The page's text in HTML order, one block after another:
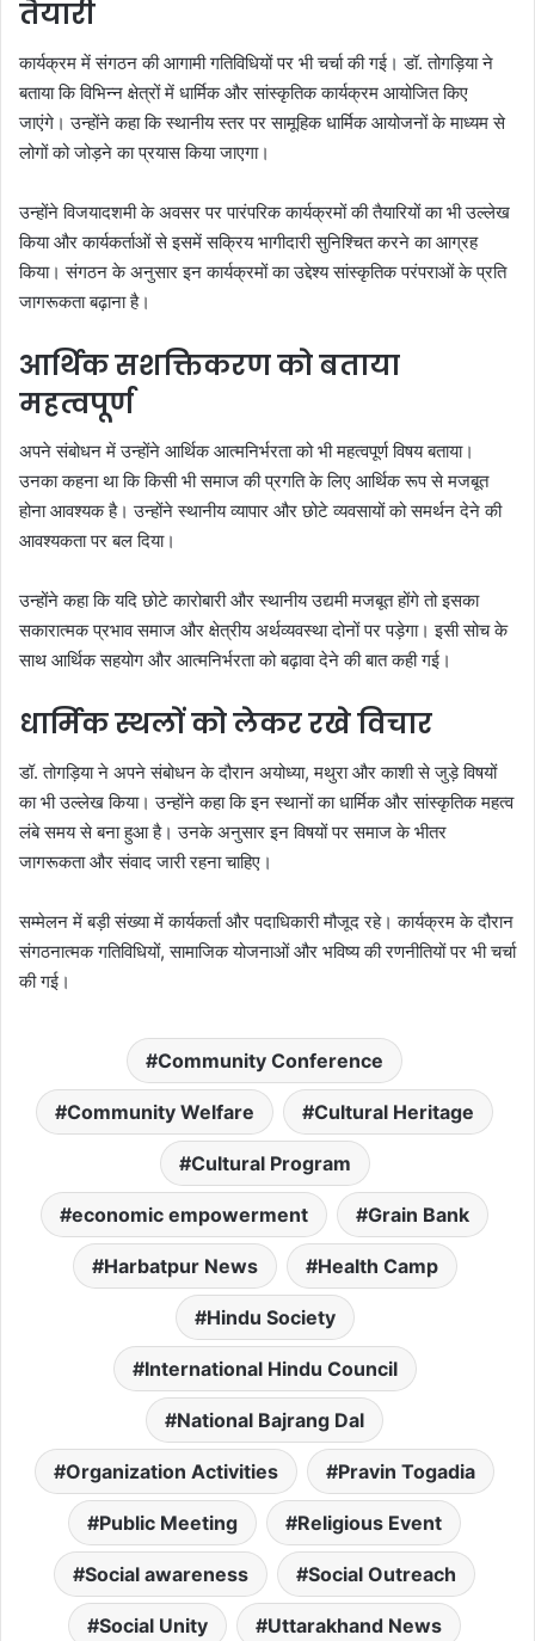
तैयारी
कार्यक्रम में संगठन की आगामी गतिविधियों पर भी चर्चा की गई। डॉ. तोगड़िया ने
बताया कि विभिन्न क्षेत्रों में धार्मिक और सांस्कृतिक कार्यक्रम आयोजित किए
जाएंगे। उन्होंने कहा कि स्थानीय स्तर पर सामूहिक धार्मिक आयोजनों के माध्यम से
लोगों को जोड़ने का प्रयास किया जाएगा।
उन्होंने विजयादशमी के अवसर पर पारंपरिक कार्यक्रमों की तैयारियों का भी उल्लेख
किया और कार्यकर्ताओं से इसमें सक्रिय भागीदारी सुनिश्चित करने का आग्रह
किया। संगठन के अनुसार इन कार्यक्रमों का उद्देश्य सांस्कृतिक परंपराओं के प्रति
जागरूकता बढ़ाना है।
आर्थिक सशक्तिकरण को बताया
महत्वपूर्ण
अपने संबोधन में उन्होंने आर्थिक आत्मनिर्भरता को भी महत्वपूर्ण विषय बताया।
उनका कहना था कि किसी भी समाज की प्रगति के लिए आर्थिक रूप से मजबूत
होना आवश्यक है। उन्होंने स्थानीय व्यापार और छोटे व्यवसायों को समर्थन देने की
आवश्यकता पर बल दिया।
उन्होंने कहा कि यदि छोटे कारोबारी और स्थानीय उद्यमी मजबूत होंगे तो इसका
सकारात्मक प्रभाव समाज और क्षेत्रीय अर्थव्यवस्था दोनों पर पड़ेगा। इसी सोच के
साथ आर्थिक सहयोग और आत्मनिर्भरता को बढ़ावा देने की बात कही गई।
धार्मिक स्थलों को लेकर रखे विचार
डॉ. तोगड़िया ने अपने संबोधन के दौरान अयोध्या, मथुरा और काशी से जुड़े विषयों
का भी उल्लेख किया। उन्होंने कहा कि इन स्थानों का धार्मिक और सांस्कृतिक महत्व
लंबे समय से बना हुआ है। उनके अनुसार इन विषयों पर समाज के भीतर
जागरूकता और संवाद जारी रहना चाहिए।
सम्मेलन में बड़ी संख्या में कार्यकर्ता और पदाधिकारी मौजूद रहे। कार्यक्रम के दौरान
संगठनात्मक गतिविधियों, सामाजिक योजनाओं और भविष्य की रणनीतियों पर भी चर्चा
की गई।
Community Conference
Community Welfare Cultural Heritage
Cultural Program
economic empowerment Grain Bank
Harbatpur News Health Camp
Hindu Society
International Hindu Council
National Bajrang Dal
Organization Activities Pravin Togadia
Public Meeting Religious Event
Social awareness Social Outreach
Social Unity Uttarakhand News